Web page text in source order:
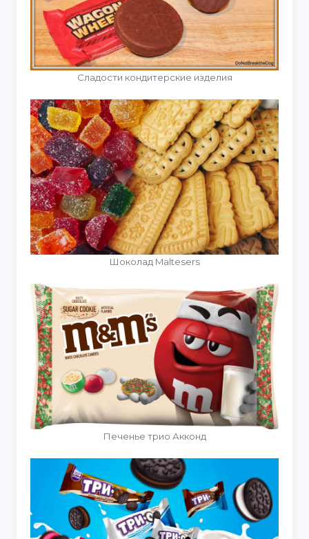
Сладости кондитерские изделия
Шоколад Maltesers
Печенье трио Акконд